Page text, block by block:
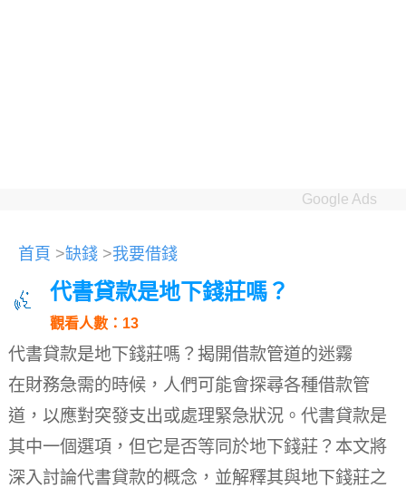
Google Ads
首頁 >缺錢 >我要借錢
代書貸款是地下錢莊嗎？
觀看人數：13
代書貸款是地下錢莊嗎？揭開借款管道的迷霧
在財務急需的時候，人們可能會探尋各種借款管
道，以應對突發支出或處理緊急狀況。代書貸款是
其中一個選項，但它是否等同於地下錢莊？本文將
深入討論代書貸款的概念，並解釋其與地下錢莊之